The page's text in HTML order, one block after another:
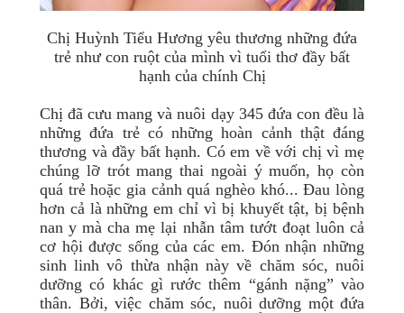
Chị Huỳnh Tiểu Hương yêu thương những đứa
trẻ như con ruột của mình vì tuổi thơ đầy bất
hạnh của chính Chị
Chị đã cưu mang và nuôi dạy 345 đứa con đều là
những đứa trẻ có những hoàn cảnh thật đáng
thương và đầy bất hạnh. Có em về với chị vì mẹ
chúng lỡ trót mang thai ngoài ý muốn, họ còn
quá trẻ hoặc gia cảnh quá nghèo khó... Đau lòng
hơn cả là những em chỉ vì bị khuyết tật, bị bệnh
nan y mà cha mẹ lại nhẫn tâm tướt đoạt luôn cả
cơ hội được sống của các em. Đón nhận những
sinh linh vô thừa nhận này về chăm sóc, nuôi
dưỡng có khác gì rước thêm “gánh nặng” vào
thân. Bởi, việc chăm sóc, nuôi dưỡng một đứa